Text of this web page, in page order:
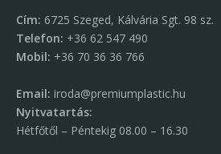
Cím: 6725 Szeged, Kálvária Sgt. 98 sz.
Telefon: +36 62 547 490
Mobil: +36 70 36 36 766
Email: iroda@premiumplastic.hu
Nyitvatartás:
Hétfőtől – Péntekig 08.00 – 16.30